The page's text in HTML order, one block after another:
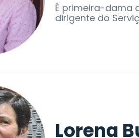
É primeira-dama
dirigente do
Lorena